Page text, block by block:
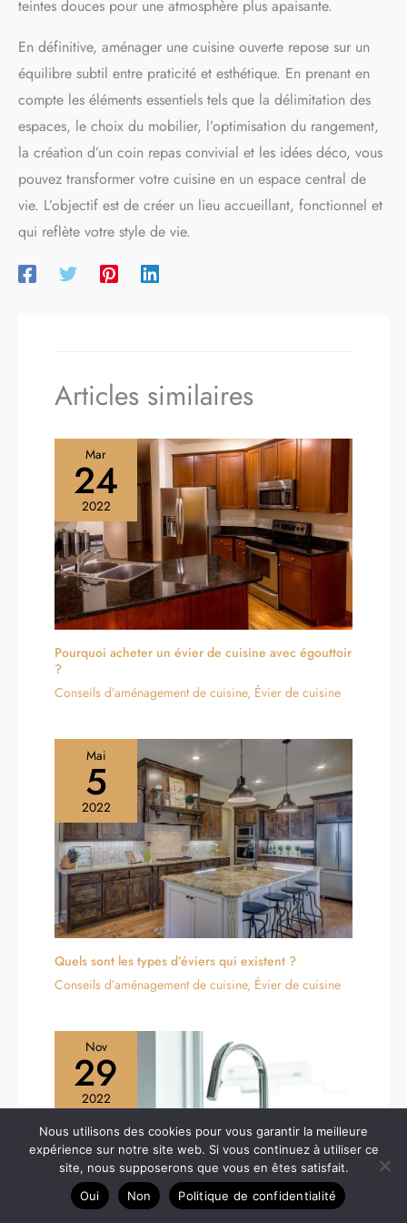
améliore la durabilité et la
cuisine en bois, la poignée en
silicone robuste a un design
ergonomique qui est
confortable. pour tenir et peut
également empêcher le
transfert de chaleur et les
mains chaudes.
Cadeau
idéal pour la cuisine et la
pâtisserie : Ce accessoire
cuisine est non seulement
Silicone, veuillez contacter
pièces manquantes pendant le transport, veuillez nous
correspondante.
teintes douces pour une atmosphère plus apaisante.
En définitive, aménager une cuisine ouverte repose sur un
équilibre subtil entre praticité et esthétique. En prenant en
compte les éléments essentiels tels que la délimitation des
espaces, le choix du mobilier, l’optimisation du rangement,
la création d’un coin repas convivial et les idées déco, vous
pouvez transformer votre cuisine en un espace central de
vie. L’objectif est de créer un lieu accueillant, fonctionnel et
qui reflète votre style de vie.
Articles similaires
Mar
24
2022
Pourquoi acheter un évier de cuisine avec égouttoir
?
Conseils d’aménagement de cuisine, Évier de cuisine
Mai
5
2022
Quels sont les types d’éviers qui existent ?
Conseils d’aménagement de cuisine, Évier de cuisine
Nov
29
2022
Nous utilisons des cookies pour vous garantir la meilleure
expérience sur notre site web. Si vous continuez à utiliser ce
site, nous supposerons que vous en êtes satisfait.
Oui
Non Politique de confidentialité